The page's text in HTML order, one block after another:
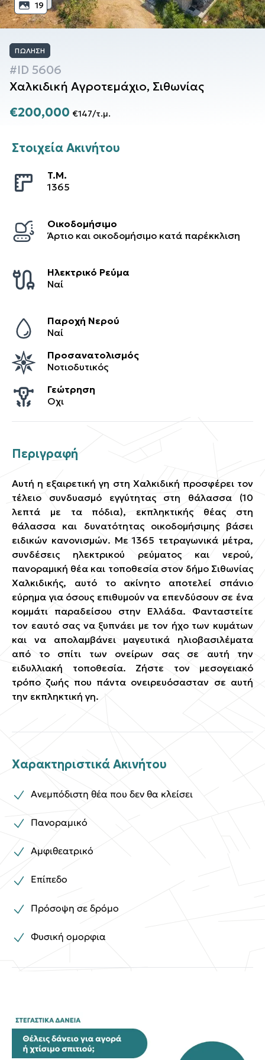
19
ΠΏΛΗΣΗ
#ID 5606
Χαλκιδική Αγροτεμάχιο, Σιθωνίας
€200,000 €147/τ.μ.
Στοιχεία Ακινήτου
T.M.
1365
Οικοδομήσιμο
Άρτιο και οικοδομήσιμο κατά παρέκκλιση
Ηλεκτρικό Ρεύμα
Ναί
Παροχή Νερού
Ναί
Προσανατολισμός
Νοτιοδυτικός
Γεώτρηση
Οχι
Περιγραφή
Αυτή η εξαιρετική γη στη Χαλκιδική προσφέρει τον
τέλειο συνδυασμό εγγύτητας στη θάλασσα (10
λεπτά με τα πόδια), εκπληκτικής θέας στη
θάλασσα και δυνατότητας οικοδομήσιμης βάσει
ειδικών κανονισμών. Με 1365 τετραγωνικά μέτρα,
συνδέσεις ηλεκτρικού ρεύματος και νερού,
πανοραμική θέα και τοποθεσία στον δήμο Σιθωνίας
Χαλκιδικής, αυτό το ακίνητο αποτελεί σπάνιο
εύρημα για όσους επιθυμούν να επενδύσουν σε ένα
κομμάτι παραδείσου στην Ελλάδα. Φανταστείτε
τον εαυτό σας να ξυπνάει με τον ήχο των κυμάτων
και να απολαμβάνει μαγευτικά ηλιοβασιλέματα
από το σπίτι των ονείρων σας σε αυτή την
ειδυλλιακή τοποθεσία. Ζήστε τον μεσογειακό
τρόπο ζωής που πάντα ονειρευόσασταν σε αυτή
την εκπληκτική γη.
Χαρακτηριστικά Ακινήτου
Ανεμπόδιστη θέα που δεν θα κλείσει
Πανοραμικό
Αμφιθεατρικό
Επίπεδο
Πρόσοψη σε δρόμο
Φυσική ομορφια